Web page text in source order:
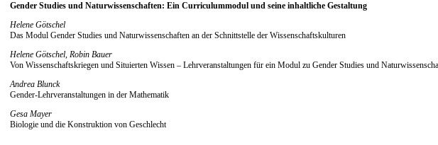
Gender Studies und Naturwissenschaften: Ein Curriculummodul und seine inhaltliche Gestaltung
Helene Götschel
Das Modul Gender Studies und Naturwissenschaften an der Schnittstelle der Wissenschaftskulturen
Helene Götschel, Robin Bauer
Von Wissenschaftskriegen und Situierten Wissen – Lehrveranstaltungen für ein Modul zu Gender Studies und
Andrea Blunck
Gender-Lehrveranstaltungen in der Mathematik
Gesa Mayer
Biologie und die Konstruktion von Geschlecht